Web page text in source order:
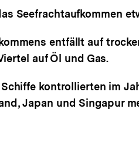
Seefrachtaufkommen
entfällt auf
auf Öl und Gas.
kontrollierten im
Japan und Singapur